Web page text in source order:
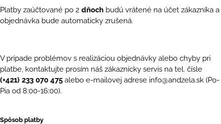
Platby zaúčtované po 2 dňoch budú vrátené na účet zákazníka a
objednávka bude automaticky zrušená.
V prípade problémov s realizáciou objednávky alebo chyby pri
platbe, kontaktujte prosím náš zákaznícky servis na tel. čísle
(+421) 233 070 475 alebo e-mailovej adrese info@andzela.sk (Po-
Pia od 8:00-16:00).
Spôsob platby